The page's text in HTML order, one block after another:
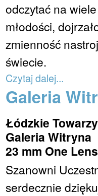
odczytać na
młodości,
zmienność
świecie.
Czytaj dalej...
Galeria
Łódzkie
Galeria Witryna
23 mm One Lens
Szanowni
serdecznie